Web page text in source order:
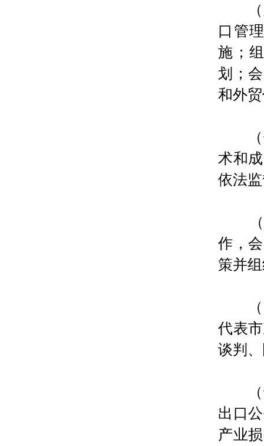
（六
口管
施；
划；
和外
（七
术和
依法
（八
作，
策并
（九
代表
谈判
（十
出口
产业